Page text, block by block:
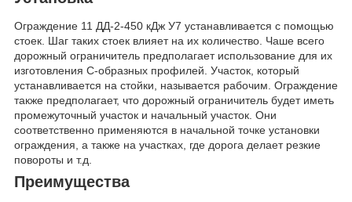
Ограждение 11 ДД-2-450 кДж У7 устанавливается с помощью
стоек. Шаг таких стоек влияет на их количество. Чаше всего
дорожный ограничитель предполагает использование для их
изготовления С-образных профилей. Участок, который
устанавливается на стойки, называется рабочим. Ограждение
также предполагает, что дорожный ограничитель будет иметь
промежуточный участок и начальный участок. Они
соответственно применяются в начальной точке установки
ограждения, а также на участках, где дорога делает резкие
повороты и т.д.
Преимущества